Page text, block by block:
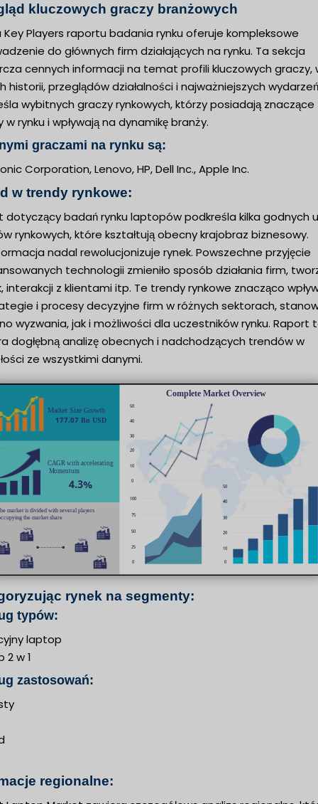
kluczowych graczy branżowych
Key Players raportu badania rynku oferuje kompleksowe
do głównych firm działających na rynku. Ta sekcja
cennych informacji na temat profili kluczowych graczy,
historii, przeglądów działalności i najważniejszych
wybitnych graczy rynkowych, którzy posiadają znaczące
w rynku i wpływają na dynamikę branży.
graczami na rynku są:
Corporation, Lenovo, HP, Dell Inc., Apple Inc.
w trendy rynkowe:
dotyczący badań rynku laptopów podkreśla kilka godnych
rynkowych, które kształtują obecny krajobraz biznesowy.
nadal rewolucjonizuje rynek. Powszechne przyjęcie
technologii zmieniło sposób działania firm,
interakcji z klientami itp. Te trendy rynkowe znacząco
i procesy decyzyjne firm w różnych sektorach,
wyzwania, jak i możliwości dla uczestników rynku. Raport
dogłębną analizę obecnych i nadchodzących trendów w
ze wszystkimi danymi.
rynek na segmenty:
typów:
laptop
2 w 1
zastosowań:
regionalne: